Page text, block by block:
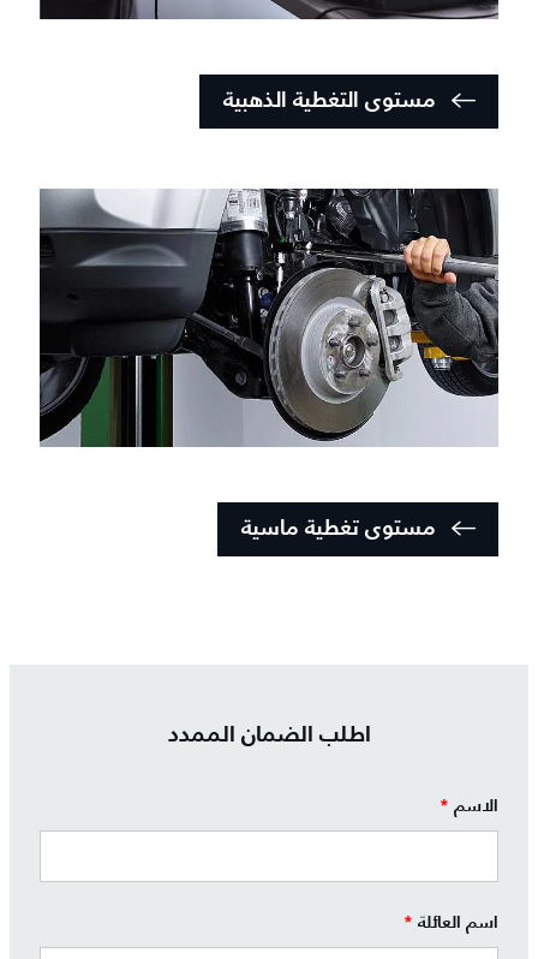
مستوى التغطية الذهبية
مستوى تغطية ماسية
اطلب الضمان الممدد
الاسم *
اسم العائلة *